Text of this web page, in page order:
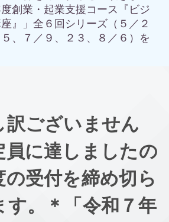
創業・起業支援コース『ビジ
』」全６回シリーズ（５／２
、７／９、２３、８／６）を
訳ございません
員に達しましたの
の受付を締め切ら
す。＊「令和７年